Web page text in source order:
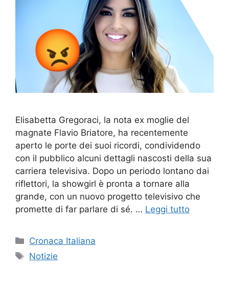
Elisabetta Gregoraci, la nota ex moglie del
magnate Flavio Briatore, ha recentemente
aperto le porte dei suoi ricordi, condividendo
con il pubblico alcuni dettagli nascosti della sua
carriera televisiva. Dopo un periodo lontano dai
riflettori, la showgirl è pronta a tornare alla
grande, con un nuovo progetto televisivo che
promette di far parlare di sé. … Leggi tutto
Categorie
Cronaca Italiana
Tag
Notizie